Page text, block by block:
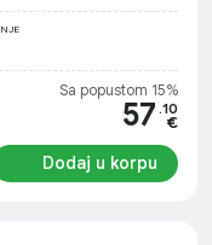
Sa popustom 15%
57 .10
€
Dodaj u korpu